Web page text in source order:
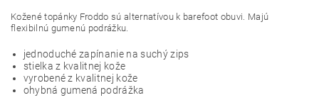
Kožené topánky Froddo sú alternatívou k barefoot obuvi. Majú
flexibilnú gumenú podrážku.
jednoduché zapínanie na suchý zips
stielka z kvalitnej kože
vyrobené z kvalitnej kože
ohybná gumená podrážka